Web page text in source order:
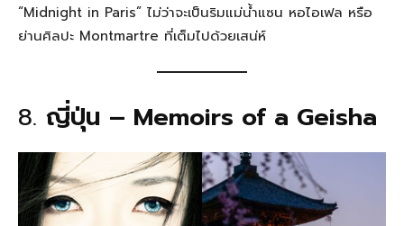
“Midnight in Paris” ไม่ว่าจะเป็นริมแม่น้ำแซน หอไอเฟล หรือ
ย่านศิลปะ Montmartre ที่เต็มไปด้วยเสน่ห์
8. ญี่ปุ่น – Memoirs of a Geisha